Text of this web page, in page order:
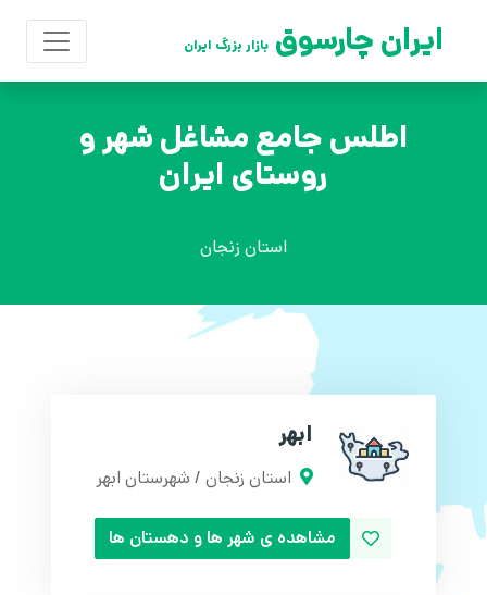
ایران چارسوق بازار بزرگ ایران
اطلس جامع مشاغل شهر و
روستای ایران
استان زنجان
ابهر
استان زنجان / شهرستان ابهر
مشاهده ی شهر ها و دهستان ها